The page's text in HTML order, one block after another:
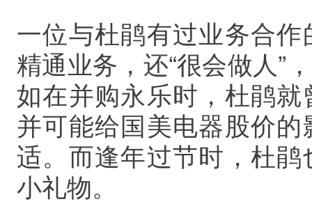
一位与杜鹃有过业务合
精通业务，还“很会做人”
如在并购永乐时，杜鹃
并可能给国美电器股价
适。而逢年过节时，杜
小礼物。